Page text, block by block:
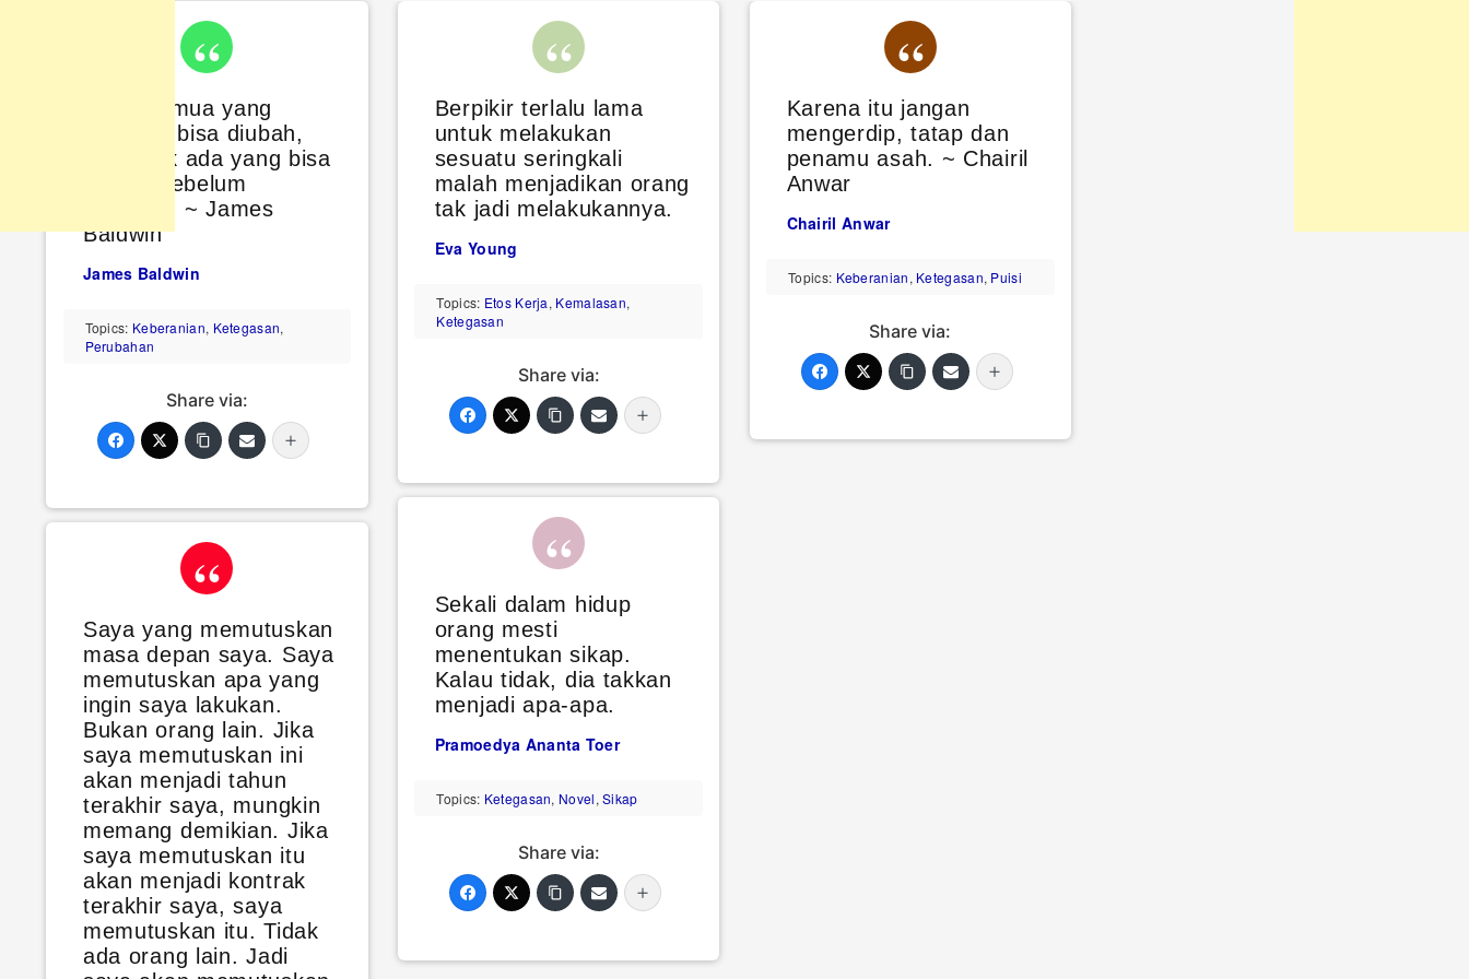
Tidak semua yang
dihadapi bisa diubah,
tapi tidak ada yang bisa
diubah sebelum
dihadapi. ~ James
Baldwin
James Baldwin
Topics: Keberanian, Ketegasan,
Perubahan
Share via:
Saya yang memutuskan
masa depan saya. Saya
memutuskan apa yang
ingin saya lakukan.
Bukan orang lain. Jika
saya memutuskan ini
akan menjadi tahun
terakhir saya, mungkin
memang demikian. Jika
saya memutuskan itu
akan menjadi kontrak
terakhir saya, saya
memutuskan itu. Tidak
ada orang lain. Jadi
Berpikir terlalu lama
untuk melakukan
sesuatu seringkali
malah menjadikan orang
tak jadi melakukannya.
Eva Young
Topics: Etos Kerja, Kemalasan,
Ketegasan
Share via:
Sekali dalam hidup
orang mesti
menentukan sikap.
Kalau tidak, dia takkan
menjadi apa-apa.
Pramoedya Ananta Toer
Topics: Ketegasan, Novel,Sikap
Share via:
Karena itu jangan
mengerdip, tatap dan
penamu asah. ~ Chairil
Anwar
Chairil Anwar
Topics: Keberanian, Ketegasan, Puisi
Share via: